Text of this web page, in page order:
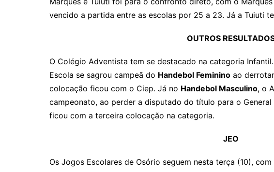
vencido a partida entre as escolas por 25 a 23. Já a Tuiuti
OUTROS
O Colégio Adventista tem se destacado na categoria
Escola se sagrou campeã do Handebol Feminino ao
colocação ficou com o Ciep. Já no Handebol Masculino, o
campeonato, ao perder a disputado do título para o
ficou com a terceira colocação na categoria.
JEO
Os Jogos Escolares de Osório seguem nesta terça (10),